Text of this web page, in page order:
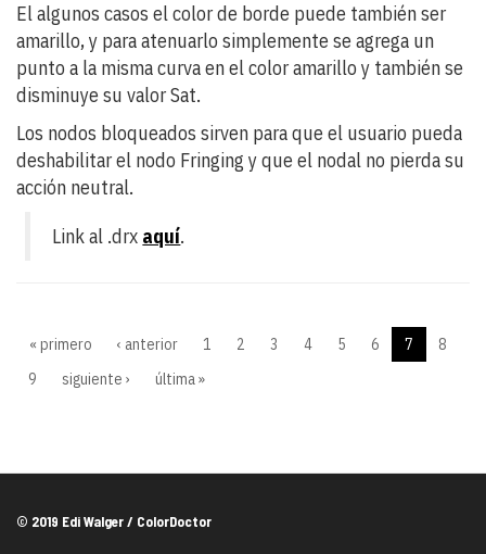
El algunos casos el color de borde puede también ser
amarillo, y para atenuarlo simplemente se agrega un
punto a la misma curva en el color amarillo y también se
disminuye su valor Sat.
Los nodos bloqueados sirven para que el usuario pueda
deshabilitar el nodo Fringing y que el nodal no pierda su
acción neutral.
Link al .drx aquí.
« primero ‹ anterior 1 2 3 4 5 6 7
8
9
siguiente › última »
© 2019 Edi Walger / ColorDoctor